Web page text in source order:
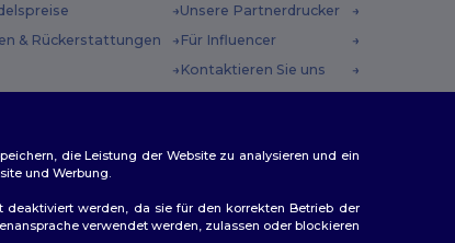
& Rückerstattungen
Unsere Partnerdrucker
Für Influencer
Kontaktieren Sie uns
die Leistung der Website zu analysieren und ein
und Werbung.
deaktiviert werden, da sie für den korrekten Betrieb der
verwendet werden, zulassen oder blockieren